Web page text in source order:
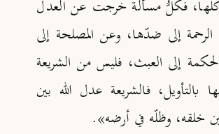
فكلُّ مسألة خرجت عن العدل
إلى ضدّها، وعن المصلحة إلى
إلى العبث، فليس من الشريعة
فالشريعة عدل الله بين
خلقه، وظلّه في أرضه».